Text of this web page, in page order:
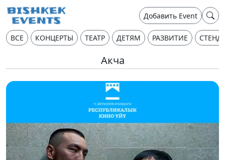
Добавить Event
ВСЕ КОНЦЕРТЫ ТЕАТР ДЕТЯМ РАЗВИТИЕ
Акча